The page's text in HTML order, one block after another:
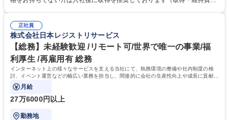
の他に担当頂く業務が発生する場合があります。 募集職種 【営業事務】
業務職/三井物産グループ/平均残業時間10H/完全週休2日
ション力がある方。 ・チャレンジを厭わず、粘り強く業務に取り組める
方。多様な関係者と謙虚に信頼関係を構築でき、期限を意識したスケジュ
ール管理が出来る方。※将来的に他部署（営業部門、コーポレート部門）
へのジョブローテーションの可能性があります。 学歴・資格 学歴：大学
院 大学 語学力： 資格：宅地建物取引士
正社員
株式会社日本レジストリサービス
【総務】未経験歓迎 /リモート可/世界で唯一の事業/福
利厚生 /再雇用有 総務
インターネット上の様々なサービスを支える当社にて、執務環境の整備や社内制度の検
討、イベント運営などの幅広い業務を担当し、間接的に会社の生産性向上や成長に貢献し
ている部署です。
月給
27万6000円以上
勤務地